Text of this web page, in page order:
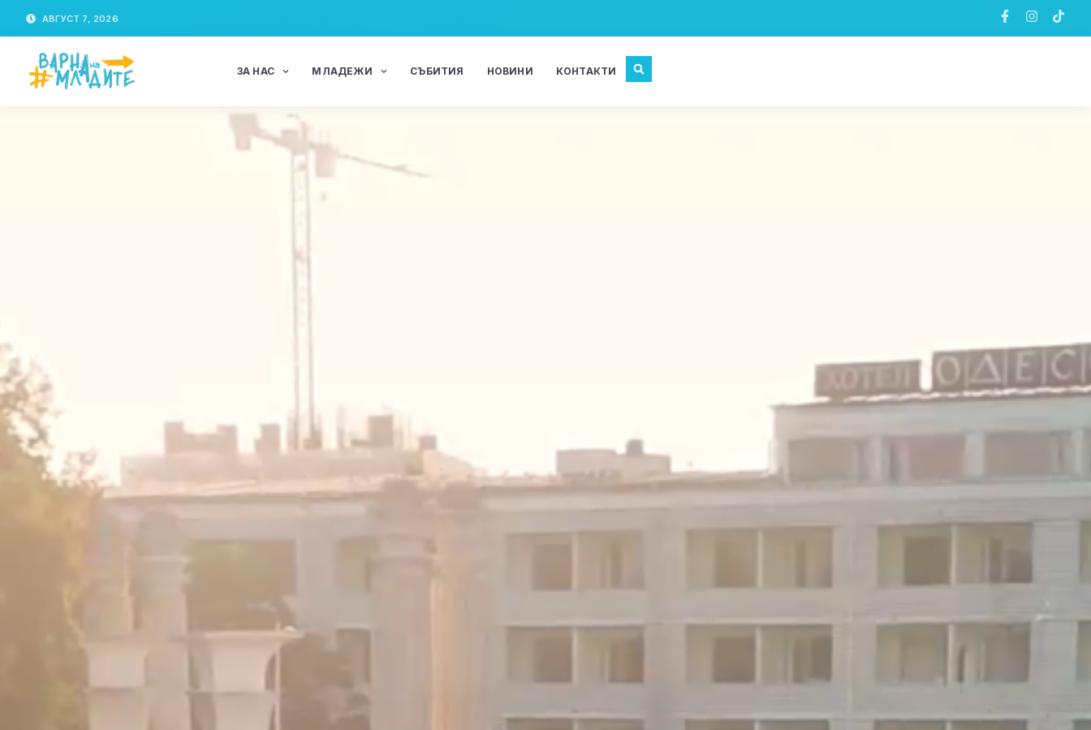
АВГУСТ 7, 2026
ЗА НАС МЛАДЕЖИ СЪБИТИЯ НОВИНИ КОНТАКТИ